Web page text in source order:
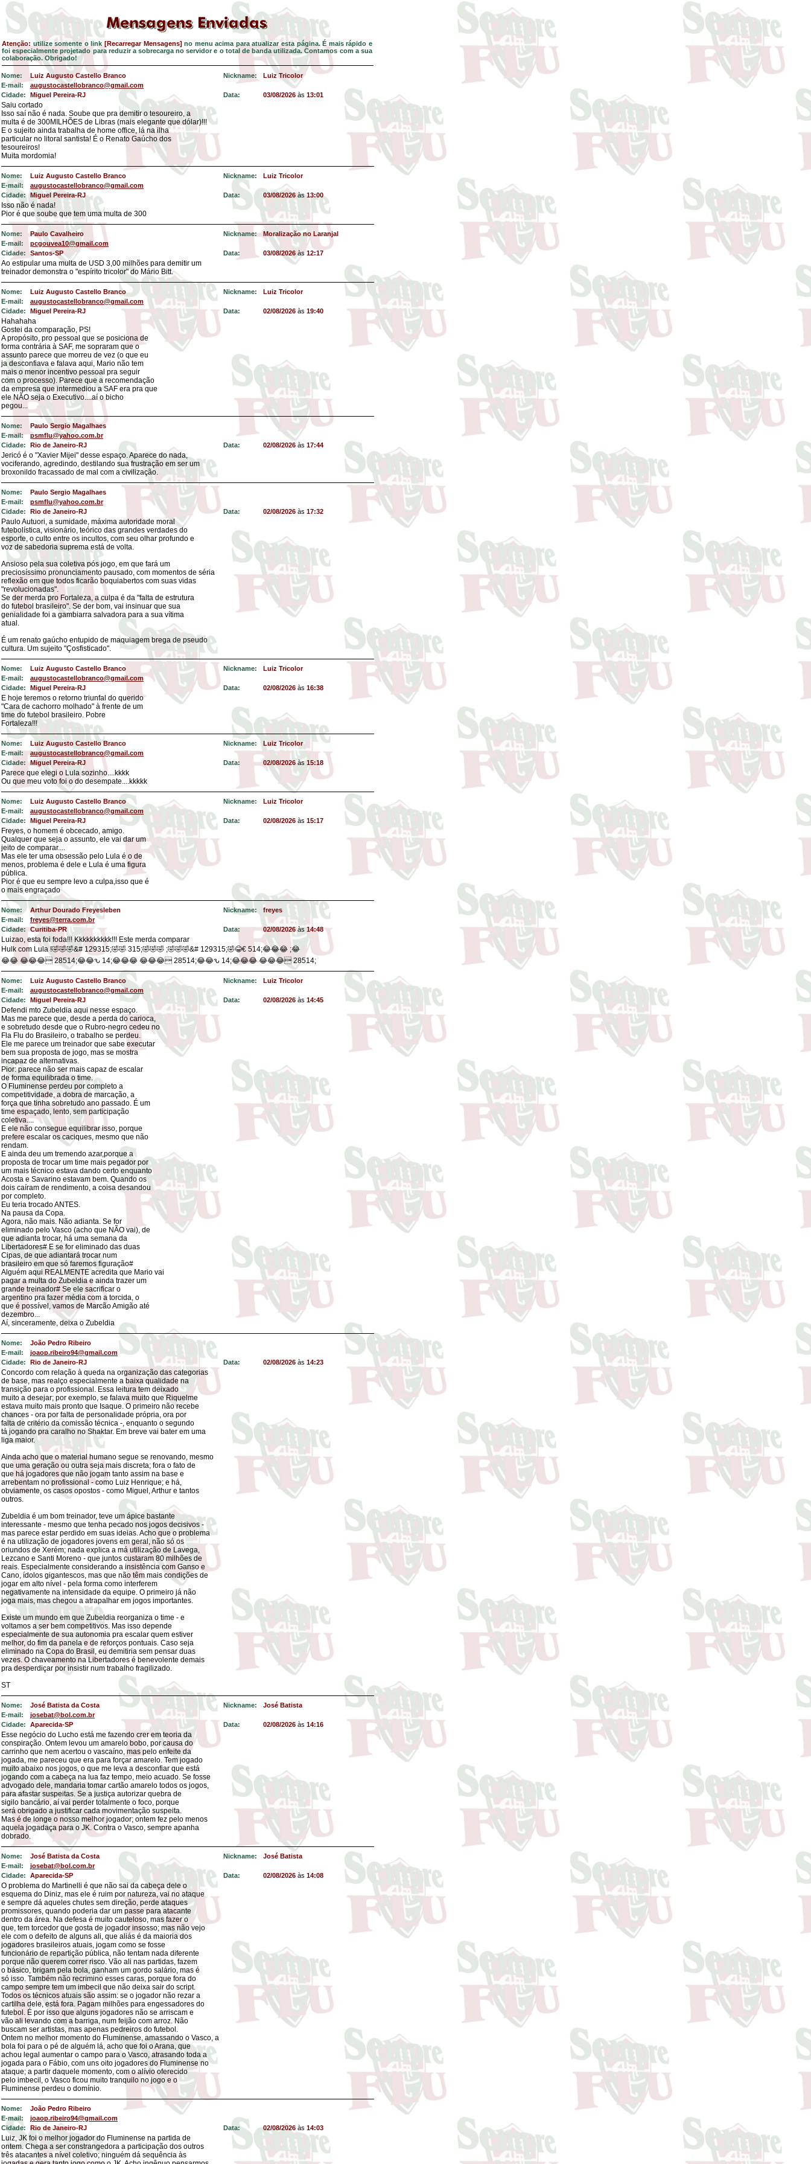
Atenção: utilize somente o link [Recarregar Mensagens] no menu acima para atualizar esta página. É mais rápido e
foi especialmente projetado para reduzir a sobrecarga no servidor e o total de banda utilizada. Contamos com a sua
colaboração. Obrigado!
Nome: Luiz Augusto Castello Branco Nickname:
Luiz Tricolor
E-mail:
augustocastellobranco@gmail.com
Cidade:
Miguel Pereira-RJ Data: 03/08/2026 às 13:01
Saiu cortado
Isso saí não é nada. Soube que pra demitir o tesoureiro, a
multa é de 300MILHÕES de Libras (mais elegante que dólar)!!!
E o sujeito ainda trabalha de home office, lá na ilha
particular no litoral santista! É o Renato Gaúcho dos
tesoureiros!
Muita mordomia!
Nome: Luiz Augusto Castello Branco Nickname:
Luiz Tricolor
E-mail:
augustocastellobranco@gmail.com
Cidade: Miguel Pereira-RJ Data: 03/08/2026 às13:00
Isso não é nada!
Pior é que soube que tem uma multa de 300
Nome: Paulo Cavalheiro Nickname:
Moralização no Laranjal
E-mail:
pcgouvea10@gmail.com
Cidade:
Santos-SP Data: 03/08/2026 às12:17
Ao estipular uma multa de USD 3,00 milhões para demitir um
treinador demonstra o "espírito tricolor" do Mário Bitt.
Nome: Luiz Augusto Castello Branco Nickname:
Luiz Tricolor
E-mail:
augustocastellobranco@gmail.com
Cidade:
Miguel Pereira-RJ Data: 02/08/2026 às 19:40
Hahahaha
Gostei da comparação, PS!
A propósito, pro pessoal que se posiciona de
forma contrária à SAF, me sopraram que o
assunto parece que morreu de vez (o que eu
ja desconfiava e falava aqui, Mario não tem
mais o menor incentivo pessoal pra seguir
com o processo). Parece que a recomendação
da empresa que intermediou a SAF era pra que
ele NÃO seja o Executivo....aí o bicho
pegou...
Nome:
Paulo Sergio Magalhaes
E-mail:
psmflu@yahoo.com.br
Cidade:
Rio de Janeiro-RJ Data: 02/08/2026 às 17:44
Jericó é o "Xavier Mijei" desse espaço. Aparece do nada,
vociferando, agredindo, destilando sua frustração em ser um
broxonildo fracassado de mal com a civilização.
Nome:
Paulo Sergio Magalhaes
E-mail:
psmflu@yahoo.com.br
Cidade:
Rio de Janeiro-RJ Data: 02/08/2026 às 17:32
Paulo Autuori, a sumidade, máxima autoridade moral
futebolística, visionário, teórico das grandes verdades do
esporte, o culto entre os incultos, com seu olhar profundo e
voz de sabedoria suprema está de volta.
Ansioso pela sua coletiva pós jogo, em que fará um
preciosíssimo pronunciamento pausado, com momentos de séria
reflexão em que todos ficarão boquiabertos com suas vidas
"revolucionadas".
Se der merda pro Fortaleza, a culpa é da "falta de estrutura
do futebol brasileiro". Se der bom, vai insinuar que sua
genialidade foi a gambiarra salvadora para a sua vítima
atual.
É um renato gaúcho entupido de maquiagem brega de pseudo
cultura. Um sujeito "Çosfisticado".
Nome: Luiz Augusto Castello Branco Nickname:
Luiz Tricolor
E-mail:
augustocastellobranco@gmail.com
Cidade:
Miguel Pereira-RJ Data: 02/08/2026 às 16:38
E hoje teremos o retorno triunfal do querido
"Cara de cachorro molhado" à frente de um
time do futebol brasileiro. Pobre
Fortaleza!!!
Nome: Luiz Augusto Castello Branco Nickname:
Luiz Tricolor
E-mail:
augustocastellobranco@gmail.com
Cidade:
Miguel Pereira-RJ Data: 02/08/2026às 15:18
Parece que elegi o Lula sozinho....kkkk
Ou que meu voto foi o do desempate....kkkkk
Nome: Luiz Augusto Castello Branco Nickname:
Luiz Tricolor
E-mail:
augustocastellobranco@gmail.com
Cidade:
Miguel Pereira-RJ Data: 02/08/2026 às 15:17
Freyes, o homem é obcecado, amigo.
Qualquer que seja o assunto, ele vai dar um
jeito de comparar....
Mas ele ter uma obsessão pelo Lula é o de
menos, problema é dele e Lula é uma figura
pública.
Pior é que eu sempre levo a culpa,isso que é
o mais engraçado
Nome: Arthur Dourado Freyesleben Nickname:
freyes
E-mail:
freyes@terra.com.br
Cidade: Curitiba-PR Data: 02/08/2026 às14:48
Luizao, esta foi foda!!! Kkkkkkkkkk!!! Este merda comparar
Hulk com Lula !🤣🤣🤣&# 129315;🤣🤣 315;🤣🤣🤣 ;🤣🤣🤣&# 129315;🤣😂€ 514;😂😂😂 ;😂
😂😂 😂😂😂 28514;😂😂ԅ 14;😂😂😂 😂😂😂 28514;😂😂ԅ 14;😂😂😂 😂😂😂 28514;
Nome: Luiz Augusto Castello Branco Nickname:
Luiz Tricolor
E-mail:
augustocastellobranco@gmail.com
Cidade:
Miguel Pereira-RJ Data: 02/08/2026 às 14:45
Defendi mto Zubeldia aqui nesse espaço.
Mas me parece que, desde a perda do carioca,
e sobretudo desde que o Rubro-negro cedeu no
Fla Flu do Brasileiro, o trabalho se perdeu.
Ele me parece um treinador que sabe executar
bem sua proposta de jogo, mas se mostra
incapaz de alternativas.
Pior: parece não ser mais capaz de escalar
de forma equilibrada o time.
O Fluminense perdeu por completo a
competitividade, a dobra de marcação, a
força que tinha sobretudo ano passado. É um
time espaçado, lento, sem participação
coletiva....
E ele não consegue equilibrar isso, porque
prefere escalar os caciques, mesmo que não
rendam.
E ainda deu um tremendo azar,porque a
proposta de trocar um time mais pegador por
um mais técnico estava dando certo enquanto
Acosta e Savarino estavam bem. Quando os
dois caíram de rendimento, a coisa desandou
por completo.
Eu teria trocado ANTES.
Na pausa da Copa.
Agora, não mais. Não adianta. Se for
eliminado pelo Vasco (acho que NÃO vai), de
que adianta trocar, há uma semana da
Libertadores# E se for eliminado das duas
Cipas, de que adiantará trocar num
brasileiro em que só faremos figuração#
Alguém aqui REALMENTE acredita que Mario vai
pagar a multa do Zubeldia e ainda trazer um
grande treinador# Se ele sacrificar o
argentino pra fazer média com a torcida, o
que é possível, vamos de Marcão Amigão até
dezembro...
Aí, sinceramente, deixa o Zubeldia
Nome:
João Pedro Ribeiro
E-mail:
joaop.ribeiro94@gmail.com
Cidade:
Rio de Janeiro-RJ Data: 02/08/2026 às 14:23
Concordo com relação à queda na organização das categorias
de base, mas realço especialmente a baixa qualidade na
transição para o profissional. Essa leitura tem deixado
muito a desejar; por exemplo, se falava muito que Riquelme
estava muito mais pronto que Isaque. O primeiro não recebe
chances - ora por falta de personalidade própria, ora por
falta de critério da comissão técnica -, enquanto o segundo
tá jogando pra caralho no Shaktar. Em breve vai bater em uma
liga maior.
Ainda acho que o material humano segue se renovando, mesmo
que uma geração ou outra seja mais discreta; fora o fato de
que há jogadores que não jogam tanto assim na base e
arrebentam no profissional - como Luiz Henrique; e há,
obviamente, os casos opostos - como Miguel, Arthur e tantos
outros.
Zubeldia é um bom treinador, teve um ápice bastante
interessante - mesmo que tenha pecado nos jogos decisivos -
mas parece estar perdido em suas ideias. Acho que o problema
é na utilização de jogadores jovens em geral, não só os
oriundos de Xerém; nada explica a má utilização de Lavega,
Lezcano e Santi Moreno - que juntos custaram 80 milhões de
reais. Especialmente considerando a insistência com Ganso e
Cano, ídolos gigantescos, mas que não têm mais condições de
jogar em alto nível - pela forma como interferem
negativamente na intensidade da equipe. O primeiro já não
joga mais, mas chegou a atrapalhar em jogos importantes.
Existe um mundo em que Zubeldia reorganiza o time - e
voltamos a ser bem competitivos. Mas isso depende
especialmente de sua autonomia pra escalar quem estiver
melhor, do fim da panela e de reforços pontuais. Caso seja
eliminado na Copa do Brasil, eu demitiria sem pensar duas
vezes. O chaveamento na Libertadores é benevolente demais
pra desperdiçar por insistir num trabalho fragilizado.
ST
Nome: José Batista da Costa Nickname:
José Batista
E-mail:
josebat@bol.com.br
Cidade:
Aparecida-SP Data: 02/08/2026 às 14:16
Esse negócio do Lucho está me fazendo crer em teoria da
conspiração. Ontem levou um amarelo bobo, por causa do
carrinho que nem acertou o vascaíno, mas pelo enfeite da
jogada, me pareceu que era para forçar amarelo. Tem jogado
muito abaixo nos jogos, o que me leva a desconfiar que está
jogando com a cabeça na lua faz tempo, meio acuado. Se fosse
advogado dele, mandaria tomar cartão amarelo todos os jogos,
para afastar suspeitas. Se a justiça autorizar quebra de
sigilo bancário, aí vai perder totalmente o foco, porque
será obrigado a justificar cada movimentação suspeita.
Mas é de longe o nosso melhor jogador; ontem fez pelo menos
aquela jogadaça para o JK. Contra o Vasco, sempre apanha
dobrado.
Nome: José Batista da Costa Nickname:
José Batista
E-mail:
josebat@bol.com.br
Cidade:
Aparecida-SP Data: 02/08/2026 às 14:08
O problema do Martinelli é que não sai da cabeça dele o
esquema do Diniz, mas ele é ruim por natureza, vai no ataque
e sempre dá aqueles chutes sem direção, perde ataques
promissores, quando poderia dar um passe para atacante
dentro da área. Na defesa é muito cauteloso, mas fazer o
que, tem torcedor que gosta de jogador insosso; mas não vejo
ele com o defeito de alguns ali, que aliás é da maioria dos
jogadores brasileiros atuais, jogam como se fosse
funcionário de repartição pública, não tentam nada diferente
porque não querem correr risco. Vão ali nas partidas, fazem
o básico, brigam pela bola, ganham um gordo salário, mas é
só isso. Também não recrimino esses caras, porque fora do
campo sempre tem um imbecil que não deixa sair do script.
Todos os técnicos atuais são assim: se o jogador não rezar a
cartilha dele, está fora. Pagam milhões para engessadores do
futebol. É por isso que alguns jogadores não se arriscam e
vão ali levando com a barriga, num feijão com arroz. Não
buscam ser artistas, mas apenas pedreiros do futebol.
Ontem no melhor momento do Fluminense, amassando o Vasco, a
bola foi para o pé de alguém lá, acho que foi o Arana, que
achou legal aumentar o campo para o Vasco, atrasando toda a
jogada para o Fábio, com uns oito jogadores do Fluminense no
ataque; a partir daquele momento, com o alívio oferecido
pelo imbecil, o Vasco ficou muito tranquilo no jogo e o
Fluminense perdeu o domínio.
Nome:
João Pedro Ribeiro
E-mail:
joaop.ribeiro94@gmail.com
Cidade:
Rio de Janeiro-RJ Data: 02/08/2026 às 14:03
Luiz, JK foi o melhor jogador do Fluminense na partida de
ontem. Chega a ser constrangedora a participação dos outros
três atacantes a nível coletivo; ninguém dá sequência às